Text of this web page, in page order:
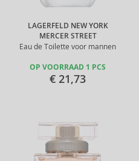
LAGERFELD NEW YORK
MERCER STREET
Eau de Toilette voor mannen
OP VOORRAAD 1 PCS
€ 21,73